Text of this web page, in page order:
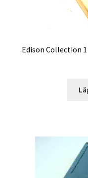
Edison Collection